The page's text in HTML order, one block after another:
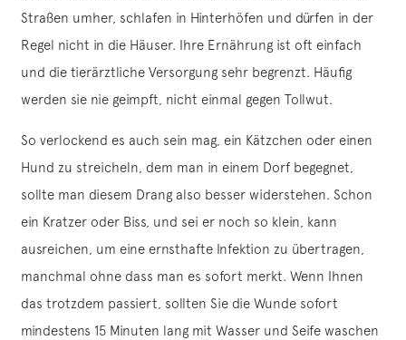
Straßen umher, schlafen in Hinterhöfen und dürfen in der
Regel nicht in die Häuser. Ihre Ernährung ist oft einfach
und die tierärztliche Versorgung sehr begrenzt. Häufig
werden sie nie geimpft, nicht einmal gegen Tollwut.
So verlockend es auch sein mag, ein Kätzchen oder einen
Hund zu streicheln, dem man in einem Dorf begegnet,
sollte man diesem Drang also besser widerstehen. Schon
ein Kratzer oder Biss, und sei er noch so klein, kann
ausreichen, um eine ernsthafte Infektion zu übertragen,
manchmal ohne dass man es sofort merkt. Wenn Ihnen
das trotzdem passiert, sollten Sie die Wunde sofort
mindestens 15 Minuten lang mit Wasser und Seife waschen